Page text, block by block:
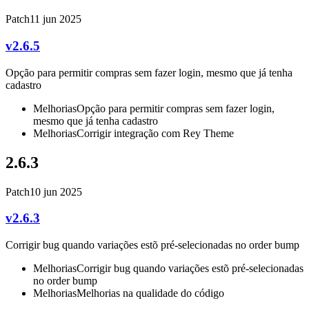
Patch11 jun 2025
v2.6.5
Opção para permitir compras sem fazer login, mesmo que já tenha
cadastro
MelhoriasOpção para permitir compras sem fazer login,
mesmo que já tenha cadastro
MelhoriasCorrigir integração com Rey Theme
2.6.3
Patch10 jun 2025
v2.6.3
Corrigir bug quando variações estõ pré-selecionadas no order bump
MelhoriasCorrigir bug quando variações estõ pré-selecionadas
no order bump
MelhoriasMelhorias na qualidade do código